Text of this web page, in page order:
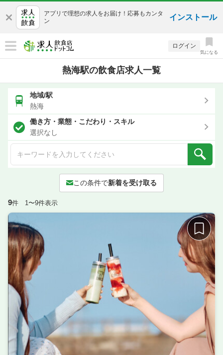
アプリで理想の求人をお届け！応募もカンタ
ン
インストール
ログイン
気になる
熱海駅の飲食店求人一覧
地域/駅
熱海
働き方・業態・こだわり・スキル
選択なし
この条件で新着を受け取る
9件 1〜9件表示